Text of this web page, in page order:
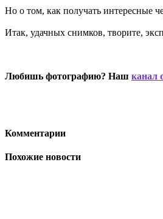
Но о том, как получать интересные
Итак, удачных снимков, творите,
Любишь фотографию? Наш канал
Комментарии
Похожие новости